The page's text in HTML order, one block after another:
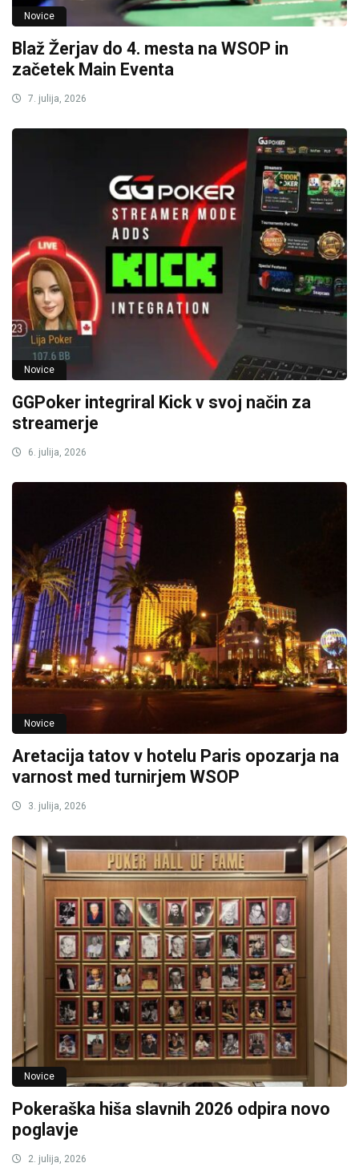
Novice
Blaž Žerjav do 4. mesta na WSOP in
začetek Main Eventa
7. julija, 2026
Novice
GGPoker integriral Kick v svoj način za
streamerje
6. julija, 2026
Novice
Aretacija tatov v hotelu Paris opozarja na
varnost med turnirjem WSOP
3. julija, 2026
Novice
Pokeraška hiša slavnih 2026 odpira novo
poglavje
2. julija, 2026